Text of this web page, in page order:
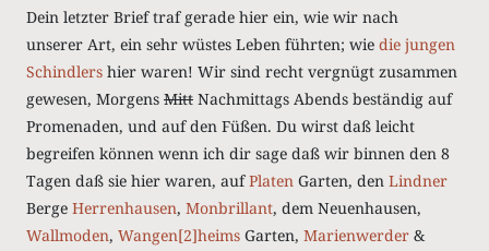
Dein letzter Brief traf gerade hier ein, wie wir nach
unserer Art, ein sehr wüstes Leben führten; wie die jungen
Schindlers hier waren! Wir sind recht vergnügt zusammen
gewesen, Morgens Mitt Nachmittags Abends beständig auf
Promenaden, und auf den Füßen. Du wirst daß leicht
begreifen können wenn ich dir sage daß wir binnen den 8
Tagen daß sie hier waren, aufPlaten Garten, den Lindner
Berge Herrenhausen, Monbrillant, dem Neuenhausen,
Wallmoden, Wangen[2]heims Garten, Marienwerder &